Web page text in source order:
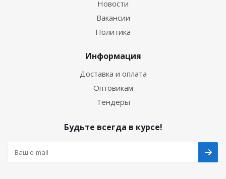
Новости
Вакансии
Политика
Информация
Доставка и оплата
Оптовикам
Тендеры
Будьте всегда в курсе!